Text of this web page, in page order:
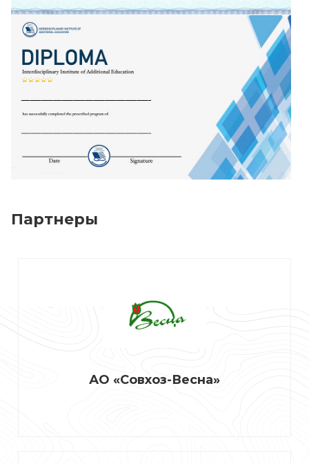
Партнеры
АО «Совхоз-Весна»